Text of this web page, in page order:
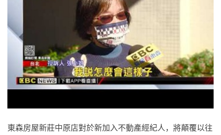
東森房屋新莊中原店對於新加入不動產經紀人，將顛覆以往